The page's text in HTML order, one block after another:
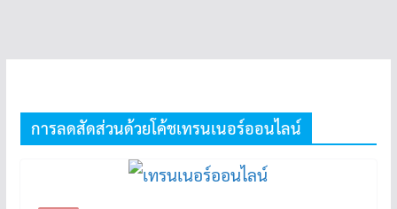
การลดสัดส่วนด้วยโค้ชเทรนเนอร์ออนไลน์